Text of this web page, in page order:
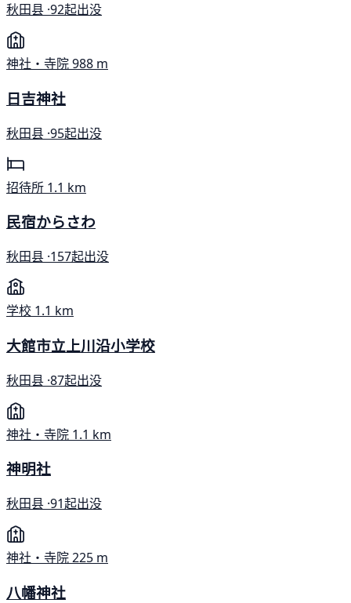
秋田县 ·92起出没
神社・寺院988 m
日吉神社
秋田县 ·95起出没
招待所 1.1 km
民宿からさわ
秋田县 ·157起出没
学校 1.1 km
大館市立上川沿小学校
秋田县 ·87起出没
神社・寺院 1.1 km
神明社
秋田县 ·91起出没
神社・寺院225 m
八幡神社